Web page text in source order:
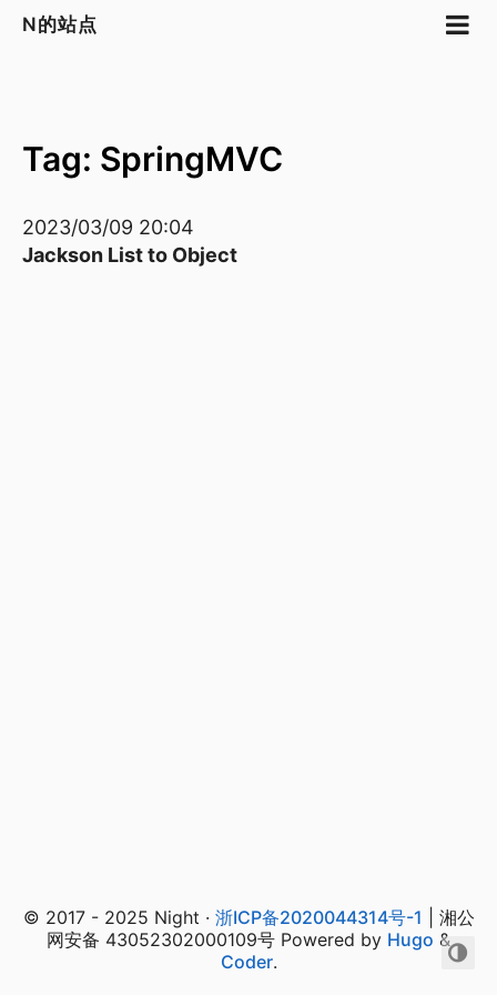
N的站点
Tag: SpringMVC
2023/03/09 20:04
Jackson List to Object
© 2017 - 2025 Night · 浙ICP备2020044314号-1 | 湘公
网安备 43052302000109号 Powered by Hugo &
Coder.